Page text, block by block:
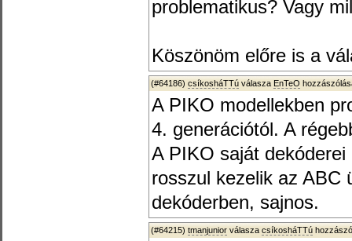
problematikus? Vagy
Köszönöm előre is a
(#64186) csíkosháTTú válasza EnTeO
A PIKO modellekben
4. generációtól. A
A PIKO saját
rosszul kezelik az ABC
dekóderben, sajnos.
(#64215) tmanjunior válasza csíkosháTTú